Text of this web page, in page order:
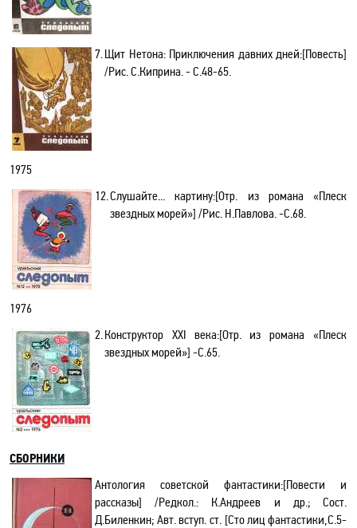
7.Щит Нетона: Приключения давних дней:[Повесть]
/Рис. С.Киприна. - С.48-65.
1975
12.Слушайте... картину:[Отр. из романа «Плеск
звездных морей»] /Рис. Н.Павлова. -С.68.
1976
2.Конструктор ХХI века:[Отр. из романа «Плеск
звездных морей»] -С.65.
СБОРНИКИ
Антология советской фантастики:[Повести и
рассказы] /Редкол.: К.Андреев и др.; Сост.
Д.Биленкин; Авт. вступ. ст. [Сто лиц фантастики,С.5-